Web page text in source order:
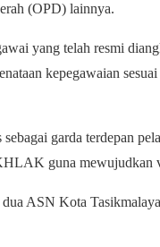
(OPD) lainnya.
yang telah resmi
kepegawaian
garda terdepan
guna mewujudkan
ASN Kota